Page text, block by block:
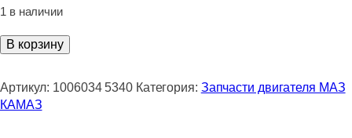
1 в наличии
Количество
распредвала
задняя
В корзину
Артикул: 1006034 5340 Категория: Запчасти двигателя МАЗ
КАМАЗ